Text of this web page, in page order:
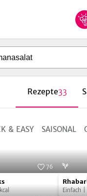
Cookies
zur
Rezepte33
& EASY SAISONAL
76
Einfach|